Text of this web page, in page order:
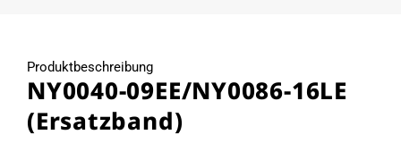
Produktbeschreibung
NY0040-09EE/NY0086-16LE
(Ersatzband)